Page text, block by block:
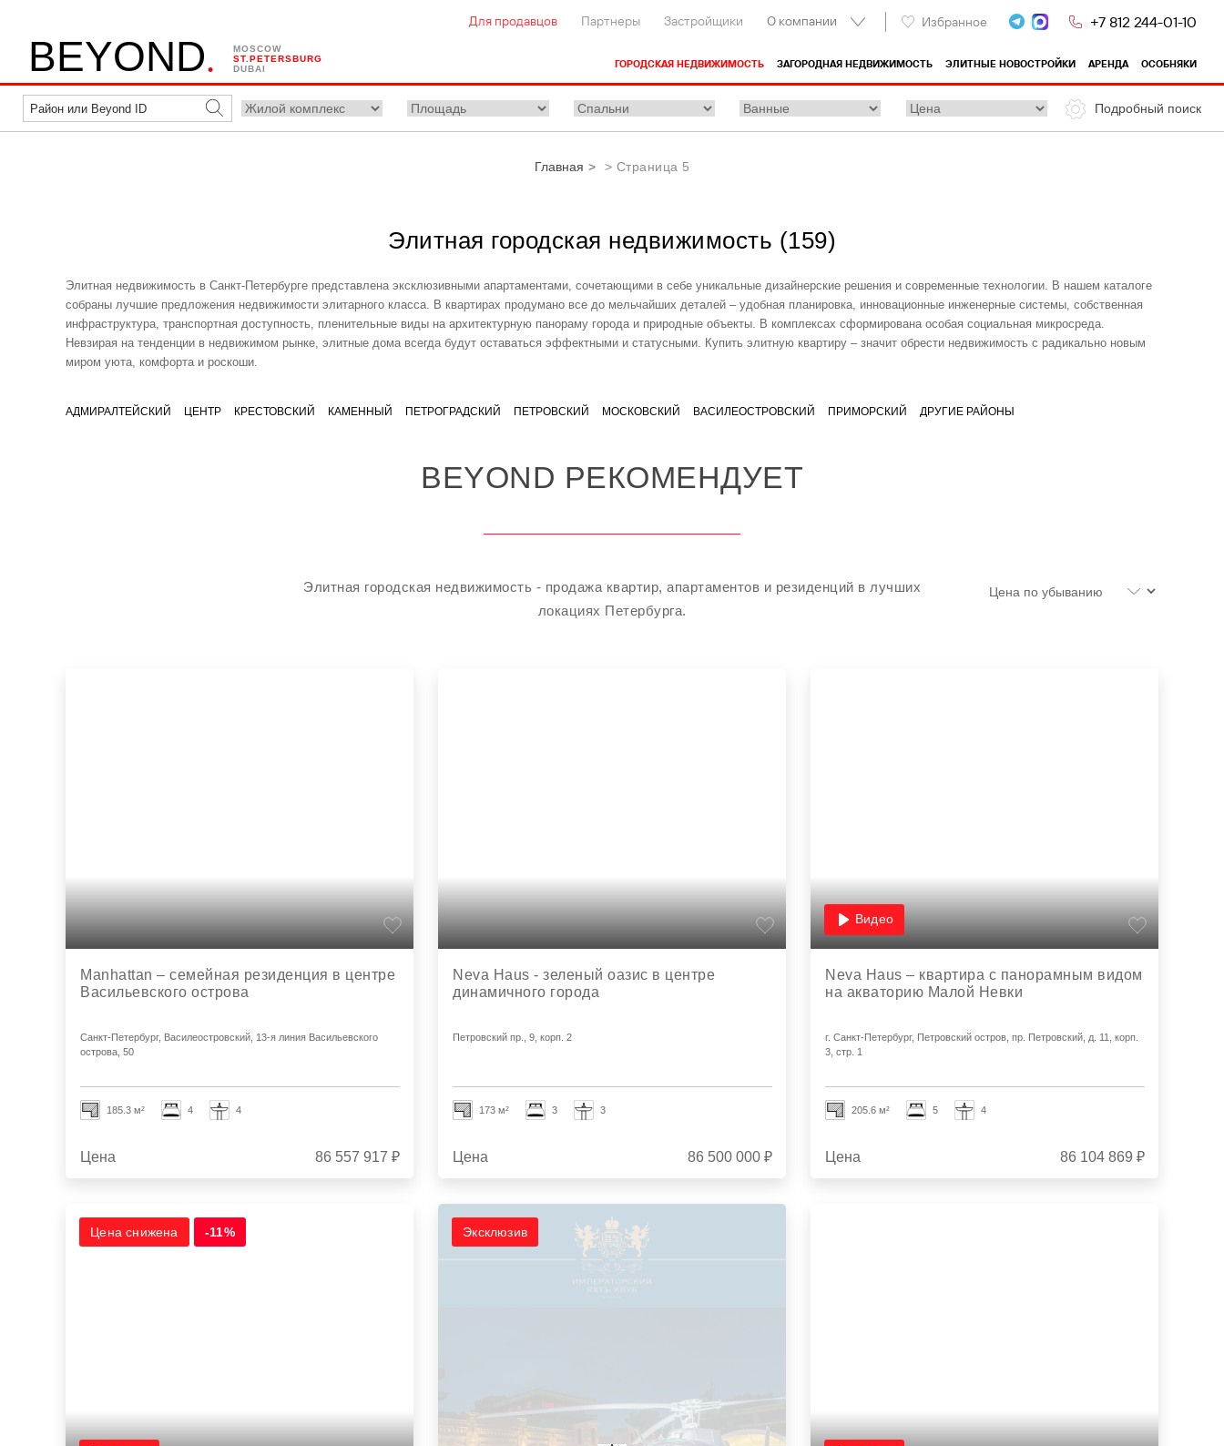
Для продавцов Партнеры Застройщики О компании Избранное +7 812 244-01-10
ГОРОДСКАЯ НЕДВИЖИМОСТЬ ЗАГОРОДНАЯ НЕДВИЖИМОСТЬ ЭЛИТНЫЕ НОВОСТРОЙКИ АРЕНДА ОСОБНЯКИ
BEYOND.
MOSCOW
ST.PETERSBURG
DUBAI
Подробный поиск
Главная Страница 5
Элитная городская недвижимость (159)
Элитная недвижимость в Санкт-Петербурге представлена эксклюзивными апартаментами, сочетающими в себе уникальные дизайнерские решения и современные технологии. В нашем каталоге
собраны лучшие предложения недвижимости элитарного класса. В квартирах продумано все до мельчайших деталей – удобная планировка, инновационные инженерные системы, собственная
инфраструктура, транспортная доступность, пленительные виды на архитектурную панораму города и природные объекты. В комплексах сформирована особая социальная микросреда.
Невзирая на тенденции в недвижимом рынке, элитные дома всегда будут оставаться эффектными и статусными. Купить элитную квартиру – значит обрести недвижимость с радикально новым
миром уюта, комфорта и роскоши.
АДМИРАЛТЕЙСКИЙ ЦЕНТР КРЕСТОВСКИЙ КАМЕННЫЙ ПЕТРОГРАДСКИЙ ПЕТРОВСКИЙ МОСКОВСКИЙ ВАСИЛЕОСТРОВСКИЙ ПРИМОРСКИЙ ДРУГИЕ РАЙОНЫ
BEYOND РЕКОМЕНДУЕТ
Элитная городская недвижимость - продажа квартир, апартаментов и резиденций в лучших
локациях Петербурга.
Manhattan – семейная резиденция в центре
Васильевского острова
Санкт-Петербург, Василеостровский, 13-я линия Васильевского
острова, 50
185.3 м² 4 4
Цена 86 557 917 ₽
Neva Haus - зеленый оазис в центре
динамичного города
Петровский пр., 9, корп. 2
173 м² 3 3
Цена 86 500 000 ₽
Видео
Neva Haus – квартира с панорамным видом
на акваторию Малой Невки
г. Санкт-Петербург, Петровский остров, пр. Петровский, д. 11, корп.
3, стр. 1
205.6 м² 5 4
Цена 86 104 869 ₽
Цена снижена -11% Эксклюзив